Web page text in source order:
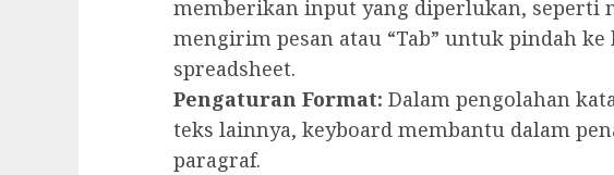
memberikan input yang diperlukan, seperti
mengirim pesan atau “Tab” untuk pindah
spreadsheet.
Pengaturan Format: Dalam pengolahan
teks lainnya, keyboard membantu dalam
paragraf.